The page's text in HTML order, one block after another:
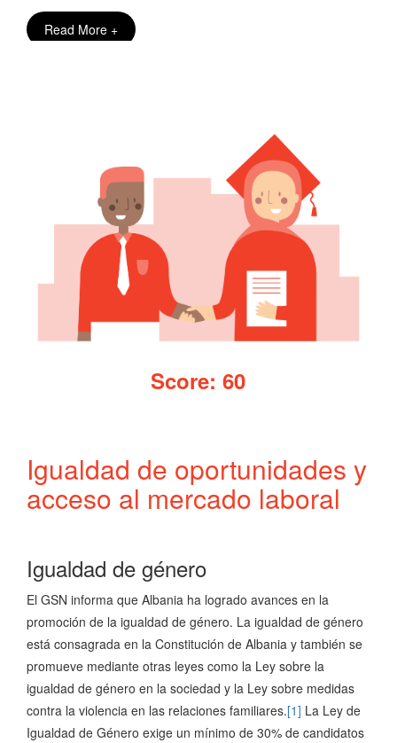
Read More +
Score: 60
Igualdad de oportunidades y
acceso al mercado laboral
Igualdad de género
El GSN informa que Albania ha logrado avances en la
promoción de la igualdad de género. La igualdad de género
está consagrada en la Constitución de Albania y también se
promueve mediante otras leyes como la Ley sobre la
igualdad de género en la sociedad y la Ley sobre medidas
contra la violencia en las relaciones familiares.[1] La Ley de
Igualdad de Género exige un mínimo de 30% de candidatos